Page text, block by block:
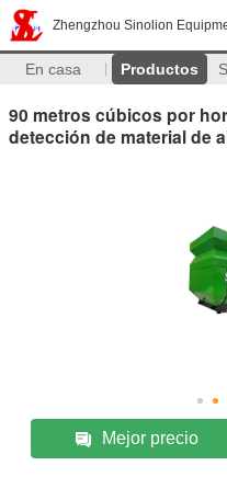
Zhengzhou Sinolion
En casa Productos
90 metros cúbicos por
detección de material de
Mejor precio